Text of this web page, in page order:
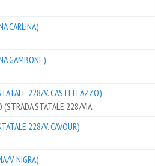
CARLINA)
GAMBONE)
228/V. CASTELLAZZO)
(STRADA STATALE 228/VIA
228/V. CAVOUR)
V. NIGRA)